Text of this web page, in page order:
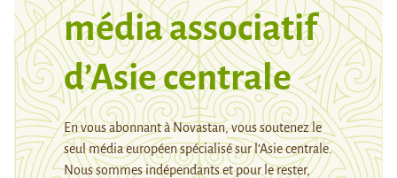
média associatif
d’Asie centrale
En vous abonnant à Novastan, vous soutenez le
seul média européen spécialisé sur l’Asie centrale.
Nous sommes indépendants et pour le rester,